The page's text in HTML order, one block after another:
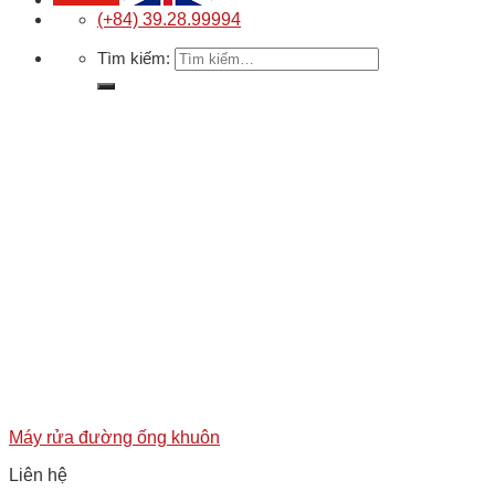
(+84) 39.28.99994
Tìm kiếm:
Máy rửa đường ống khuôn
Liên hệ